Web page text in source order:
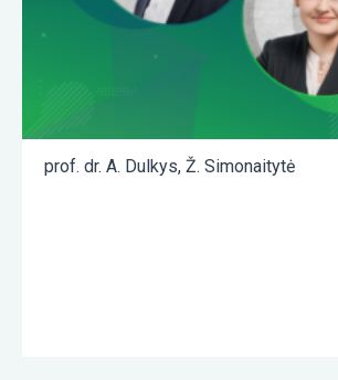
prof. dr. A. Dulkys, Ž. Simonaitytė